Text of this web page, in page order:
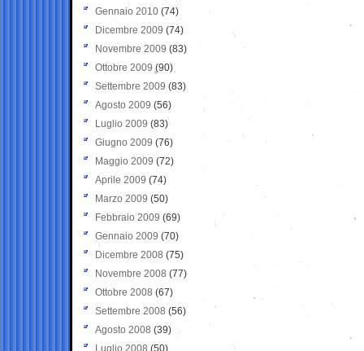
Gennaio 2010 (74)
Dicembre 2009 (74)
Novembre 2009 (83)
Ottobre 2009 (90)
Settembre 2009 (83)
Agosto 2009 (56)
Luglio 2009 (83)
Giugno 2009 (76)
Maggio 2009 (72)
Aprile 2009 (74)
Marzo 2009 (50)
Febbraio 2009 (69)
Gennaio 2009 (70)
Dicembre 2008 (75)
Novembre 2008 (77)
Ottobre 2008 (67)
Settembre 2008 (56)
Agosto 2008 (39)
Luglio 2008 (50)